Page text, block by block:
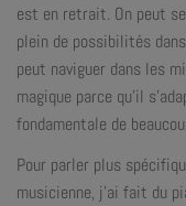
est en retrait. On peut
plein de possibilités
peut naviguer dans les
magique parce qu’il
fondamentale de
Pour parler plus
musicienne, j’ai fait du